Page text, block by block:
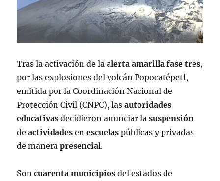
Tras la activación de laalerta amarilla fase tres,
por las explosiones del volcán Popocatépetl,
emitida por la Coordinación Nacional de
Protección Civil (CNPC), lasautoridades
educativas decidieron anunciar lasuspensión
deactividades enescuelas públicas y privadas
de manerapresencial.
Soncuarenta municipios del estados de